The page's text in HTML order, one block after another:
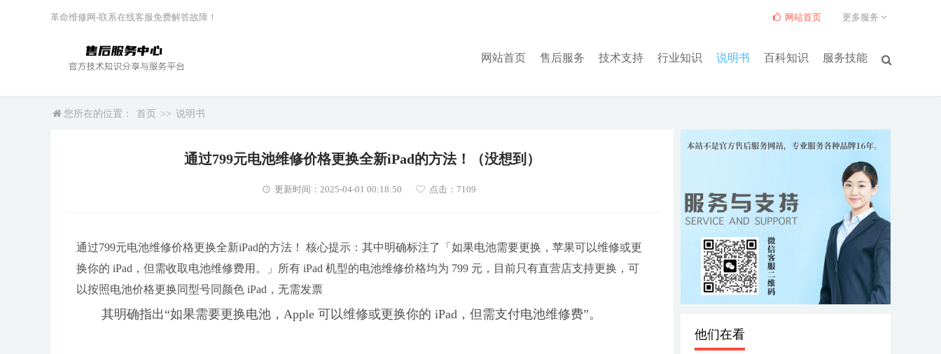
网站首页 售后服务 技术支持 行业知识 说明书 百科知识 服务技能
网站首页 更多服务
革命维修网-联系在线客服免费解答故障！
您所在的位置： 首页 >> 说明书
通过799元电池维修价格更换全新iPad的方法！（没想到）
更新时间：2025-04-01 00:18:50 点击：7109
通过799元电池维修价格更换全新iPad的方法！ 核心提示：其中明确标注了「如果电池需要更换，苹果可以维修或更
换你的 iPad，但需收取电池维修费用。」所有 iPad 机型的电池维修价格均为 799 元，目前只有直营店支持更换，可
以按照电池价格更换同型号同颜色 iPad，无需发票
其明确指出“如果需要更换电池，Apple 可以维修或更换你的 iPad，但需支付电池维修费”。
他们在看